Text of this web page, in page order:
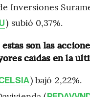
Inversiones
) subió 0,37%.
estas son las
caídas en la
) bajó 2,22%.